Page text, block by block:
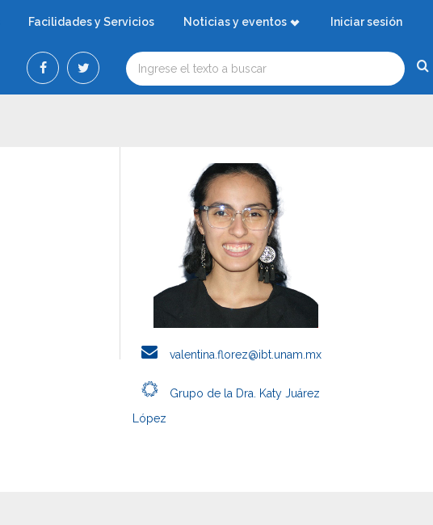
Facilidades y Servicios Noticias y eventos Iniciar sesión
valentina.florez@ibt.unam.mx
Grupo de la Dra. Katy Juárez
López